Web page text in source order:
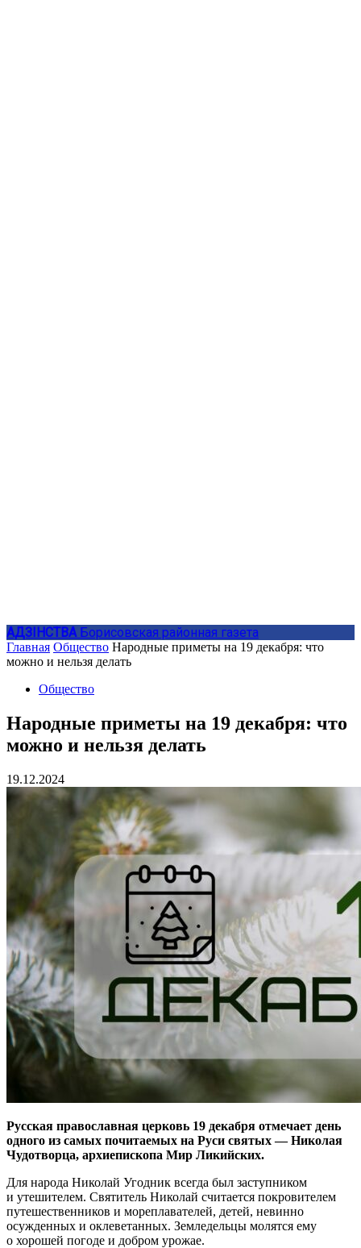
АДЗIНСТВА Борисовская районная газета
Главная Общество Народные приметы на 19 декабря: что
можно и нельзя делать
Общество
Народные приметы на 19 декабря: что
можно и нельзя делать
19.12.2024
Русская православная церковь 19 декабря отмечает день
одного из самых почитаемых на Руси святых — Николая
Чудотворца, архиепископа Мир Ликийских.
Для народа Николай Угодник всегда был заступником
и утешителем. Святитель Николай считается покровителем
путешественников и мореплавателей, детей, невинно
осужденных и оклеветанных. Земледельцы молятся ему
о хорошей погоде и добром урожае.